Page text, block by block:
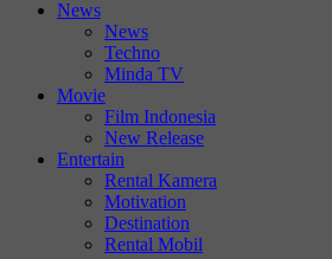
News
News
Techno
Minda TV
Movie
Film Indonesia
New Release
Entertain
Rental Kamera
Motivation
Destination
Rental Mobil